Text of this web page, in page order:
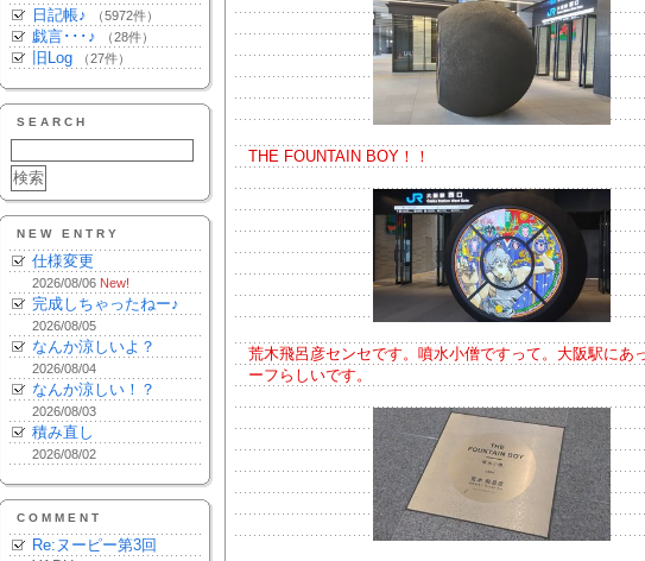
日記帳♪ （5972件）
戯言･･･♪ （28件）
旧Log （27件）
SEARCH
NEW ENTRY
仕様変更
2026/08/06 New!
完成しちゃったねー♪
2026/08/05
なんか涼しいよ？
2026/08/04
なんか涼しい！？
2026/08/03
積み直し
2026/08/02
COMMENT
Re:ヌーピー第3回
THE FOUNTAIN BOY！！
荒木飛呂彦センセです。噴水小僧ですって。大阪駅にあ
ーフらしいです。